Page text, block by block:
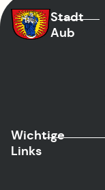
Stadt
Aub
Wichtige
Links